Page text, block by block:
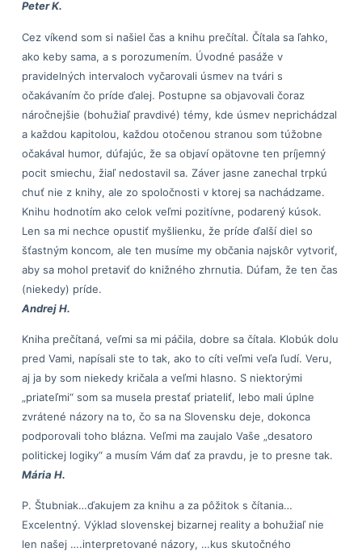
Peter K.
Cez víkend som si našiel čas a knihu prečítal. Čítala sa ľahko,
ako keby sama, a s porozumením. Úvodné pasáže v
pravidelných intervaloch vyčarovali úsmev na tvári s
očakávaním čo príde ďalej. Postupne sa objavovali čoraz
náročnejšie (bohužiaľ pravdivé) témy, kde úsmev neprichádzal
a každou kapitolou, každou otočenou stranou som túžobne
očakával humor, dúfajúc, že sa objaví opätovne ten príjemný
pocit smiechu, žiaľ nedostavil sa. Záver jasne zanechal trpkú
chuť nie z knihy, ale zo spoločnosti v ktorej sa nachádzame.
Knihu hodnotím ako celok veľmi pozitívne, podarený kúsok.
Len sa mi nechce opustiť myšlienku, že príde ďalší diel so
šťastným koncom, ale ten musíme my občania najskôr vytvoriť,
aby sa mohol pretaviť do knižného zhrnutia. Dúfam, že ten čas
(niekedy) príde.
Andrej H.
Kniha prečítaná, veľmi sa mi páčila, dobre sa čítala. Klobúk dolu
pred Vami, napísali ste to tak, ako to cíti veľmi veľa ľudí. Veru,
aj ja by som niekedy kričala a veľmi hlasno. S niektorými
„priateľmi“ som sa musela prestať priateliť, lebo mali úplne
zvrátené názory na to, čo sa na Slovensku deje, dokonca
podporovali toho blázna. Veľmi ma zaujalo Vaše „desatoro
politickej logiky“ a musím Vám dať za pravdu, je to presne tak.
Mária H.
P. Štubniak…ďakujem za knihu a za pôžitok s čítania…
Excelentný. Výklad slovenskej bizarnej reality a bohužiaľ nie
len našej ….interpretované názory, …kus skutočného